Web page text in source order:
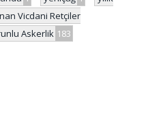
Vicdani Retçiler
Askerlik 183